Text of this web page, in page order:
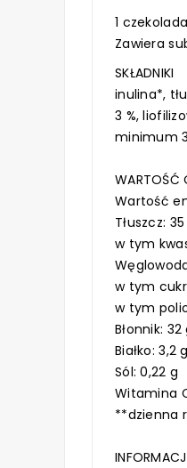
1
Zawiera
SKŁADNIKI
inulina*,
3 %,
minimum
WARTOŚĆ
Wartość
Tłuszcz:
w tym
w tym
w tym
Błonnik: 32
Białko: 3,2 g
Sól: 0,22 g
Witamina
**dzienna